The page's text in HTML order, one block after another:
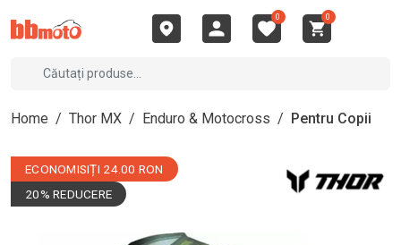
0 0
Home / Thor MX / Enduro & Motocross / Pentru Copii
ECONOMISIȚI 24.00 RON
20% REDUCERE